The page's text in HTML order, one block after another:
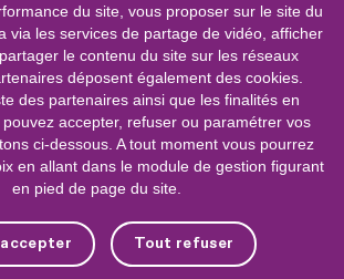
du site, vous proposer sur le site du
via les services de partage de vidéo, afficher
le contenu du site sur les réseaux
déposent également des cookies.
des partenaires ainsi que les finalités en
pouvez accepter, refuser ou paramétrer vos
ci-dessous. A tout moment vous pourrez
en allant dans le module de gestion figurant
en pied de page du site.
Tout refuser
09
Service &
appel gratuits
contact LSF